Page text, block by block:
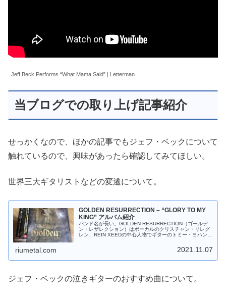
Jeff Beck Performs “What Mama Said” | Letterman
当ブログでの取り上げ記事紹介
せっかくなので、ほかの記事でもジェフ・ベックについて
触れているので、興味があったら確認してみてほしい。
世界三大ギタリストなどの変遷について。
GOLDEN RESURRECTION – “GLORY TO MY
KING” アルバム紹介
バンド名が長い。GOLDEN RESURRECTION（ゴールデ
ン・レザレクション）はボーカルのクリスチャン・リレグ
レン、REIN XEEDの中心人物でギターのトミー・ヨハンソ
riumetal.com 2021.11.07
ジェフ・ベックの泣きギターのおすすめ曲について。